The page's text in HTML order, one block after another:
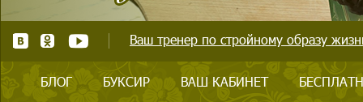
Ваш тренер по стройному образу
БЛОГ БУКСИР ВАШ КАБИНЕТ